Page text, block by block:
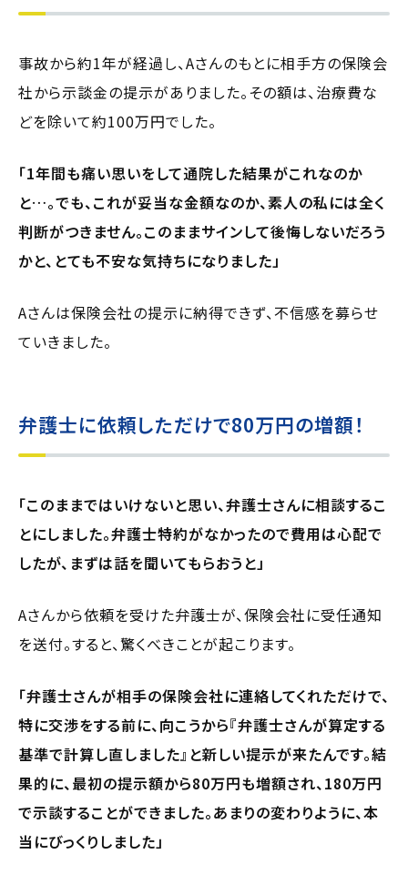
事故から約1年が経過し、Aさんのもとに相手方の保険会
社から示談金の提示がありました。その額は、治療費な
どを除いて約100万円でした。
「1年間も痛い思いをして通院した結果がこれなのか
と…。でも、これが妥当な金額なのか、素人の私には全く
判断がつきません。このままサインして後悔しないだろう
かと、とても不安な気持ちになりました」
Aさんは保険会社の提示に納得できず、不信感を募らせ
ていきました。
弁護士に依頼しただけで80万円の増額！
「このままではいけないと思い、弁護士さんに相談するこ
とにしました。弁護士特約がなかったので費用は心配で
したが、まずは話を聞いてもらおうと」
Aさんから依頼を受けた弁護士が、保険会社に受任通知
を送付。すると、驚くべきことが起こります。
「弁護士さんが相手の保険会社に連絡してくれただけで、
特に交渉をする前に、向こうから『弁護士さんが算定する
基準で計算し直しました』と新しい提示が来たんです。結
果的に、最初の提示額から80万円も増額され、180万円
で示談することができました。あまりの変わりように、本
当にびっくりしました」